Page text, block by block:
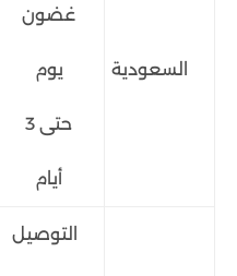
السعودية
غضون
يوم
حتى 3
أيام
التوصيل